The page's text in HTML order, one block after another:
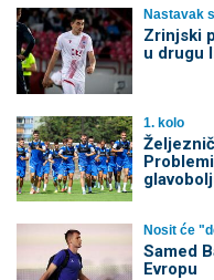
Nastavak
Zrinjski
u drugu
1. kolo
Nosit će
Samed
Evropu